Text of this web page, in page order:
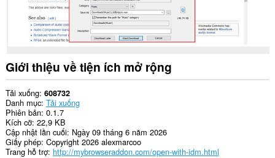
notifications
you
in
the
system
tray.
Giới thiệu về tiện ích mở rộng
Tải xuống 608732
Danh mục Tải xuống
Phiên bản 0.1.7
Kích cỡ 22,9 KB
Cập nhật lần cuối Ngày 09 tháng 6 năm 2026
Giấy phép Copyright 2026 alexmarcoo
Trang hỗ trợ http://mybrowseraddon.com/open-with-idm.html